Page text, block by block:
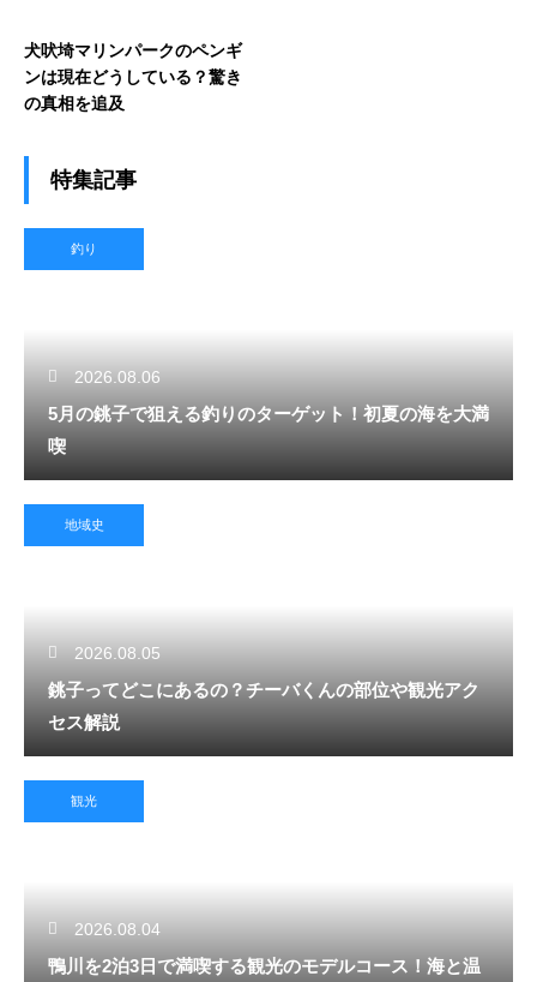
犬吠埼マリンパークのペンギ
ンは現在どうしている？驚き
の真相を追及
特集記事
釣り
2026.08.06
5月の銚子で狙える釣りのターゲット！初夏の海を大満
喫
地域史
2026.08.05
銚子ってどこにあるの？チーバくんの部位や観光アク
セス解説
観光
2026.08.04
鴨川を2泊3日で満喫する観光のモデルコース！海と温